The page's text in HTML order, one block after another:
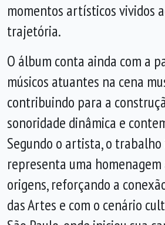
momentos artísticos vividos
trajetória.
O álbum conta ainda com a
músicos atuantes na cena
contribuindo para a
sonoridade dinâmica e
Segundo o artista, o
representa uma homenagem
origens, reforçando a
das Artes e com o cenário